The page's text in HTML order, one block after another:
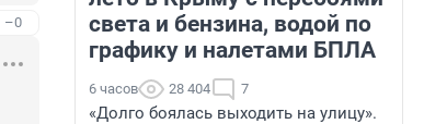
–0
света и бензина, водой по
графику и налетами БПЛА
6 часов 28 404 7
«Долго боялась выходить на улицу».